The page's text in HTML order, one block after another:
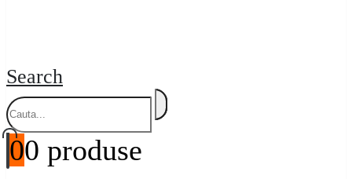
Search
00 produse